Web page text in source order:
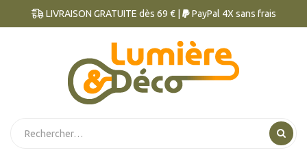
LIVRAISON GRATUITE dès 69 € | PayPal 4X sans frais